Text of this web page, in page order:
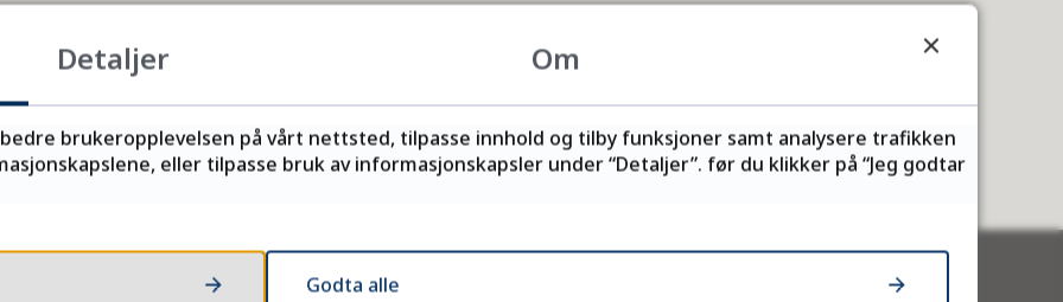
Fant du det du lette etter?
Ja Nei
Detaljer Om
brukeropplevelsen på vårt nettsted, tilpasse innhold og tilby funksjoner samt analysere trafikken
eller tilpasse bruk av informasjonskapsler under “Detaljer”. før du klikker på “Jeg godtar
Godta alle